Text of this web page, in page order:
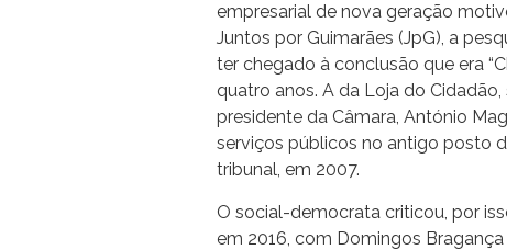
empresarial de nova geração
Juntos por Guimarães (JpG), a
ter chegado à conclusão que era
quatro anos. A da Loja do
presidente da Câmara, António
serviços públicos no antigo posto
tribunal, em 2007.
O social-democrata criticou, por
em 2016, com Domingos